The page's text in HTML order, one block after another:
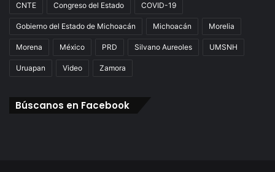
CNTE Congreso del Estado COVID-19
Gobierno del Estado de Michoacán Michoacán Morelia
Morena México PRD Silvano Aureoles UMSNH
Uruapan Video Zamora
Búscanos en Facebook